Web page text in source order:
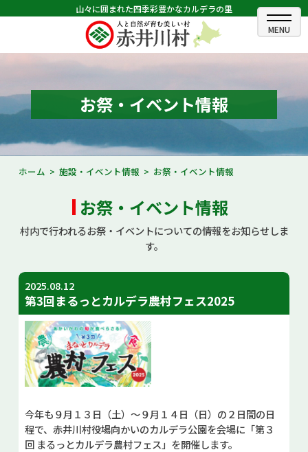
山々に囲まれた四季彩豊かなカルデラの里
ホーム
むらのできごと
むらのプロフィール
くらしの情報
あかいがわ広報
お問い合せ
Select Language
お祭・イベント情報
ホーム 施設・イベント情報 お祭・イベント情報
お祭・イベント情報
村内で行われるお祭・イベントについての情報をお知らせしま
す。
2025.08.12
第3回まるっとカルデラ農村フェス2025
今年も９月１３日（土）～９月１４日（日）の２日間の日
程で、赤井川村役場向かいのカルデラ公園を会場に「第３
回 まるっとカルデラ農村フェス」を開催します。